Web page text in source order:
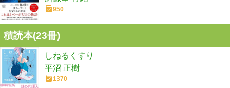
950
積読本(23冊)
しねるくすり
平沼 正樹
1370